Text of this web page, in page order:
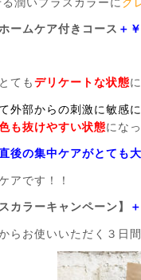
ームケア付きコース ＋
てもデリケートな状態
外部からの刺激に敏感
も抜けやすい状態にな
後の集中ケアがとても
アです！！
カラーキャンペーン】
らお使いいただく３日